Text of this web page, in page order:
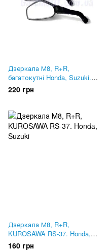
Дзеркала М8, R+R,
багатокутні Honda, Suzuki.
Ніжка в резинових гофрах
220 грн
Дзеркала М8, R+R,
KUROSAWA RS-37. Honda,
Suzuki
160 грн